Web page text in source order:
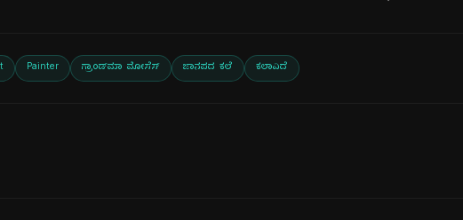
Painter ಗ್ರಾಂಡ್‌ಮಾ ಮೋಸೆಸ್ ಜಾನಪದ ಕಲೆ ಕಲಾವಿದೆ